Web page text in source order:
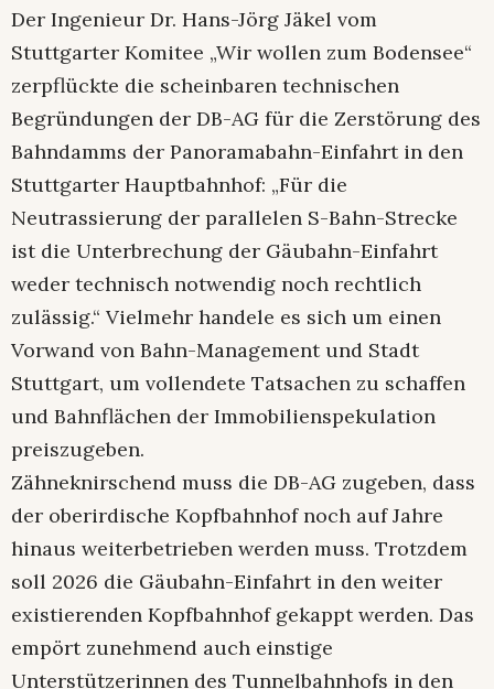
Der Ingenieur Dr. Hans-Jörg Jäkel vom
Stuttgarter Komitee „Wir wollen zum Bodensee“
zerpflückte die scheinbaren technischen
Begründungen der DB-AG für die Zerstörung des
Bahndamms der Panoramabahn-Einfahrt in den
Stuttgarter Hauptbahnhof: „Für die
Neutrassierung der parallelen S-Bahn-Strecke
ist die Unterbrechung der Gäubahn-Einfahrt
weder technisch notwendig noch rechtlich
zulässig.“ Vielmehr handele es sich um einen
Vorwand von Bahn-Management und Stadt
Stuttgart, um vollendete Tatsachen zu schaffen
und Bahnflächen der Immobilienspekulation
preiszugeben.
Zähneknirschend muss die DB-AG zugeben, dass
der oberirdische Kopfbahnhof noch auf Jahre
hinaus weiterbetrieben werden muss. Trotzdem
soll 2026 die Gäubahn-Einfahrt in den weiter
existierenden Kopfbahnhof gekappt werden. Das
empört zunehmend auch einstige
Unterstützerinnen des Tunnelbahnhofs in den